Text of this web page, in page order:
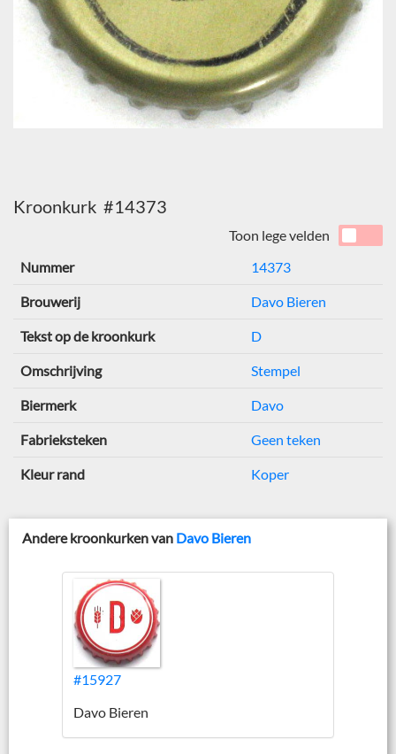
Kroonkurk #14373
Toon lege velden
Nummer
14373
Brouwerij Davo Bieren
Tekst op de kroonkurk D
Omschrijving Stempel
Biermerk Davo
Fabrieksteken Geen teken
Kleur rand Koper
Andere kroonkurken van Davo Bieren
#15927
Davo Bieren